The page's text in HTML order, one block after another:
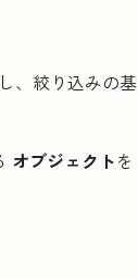
、絞り込みの基
オブジェクトを